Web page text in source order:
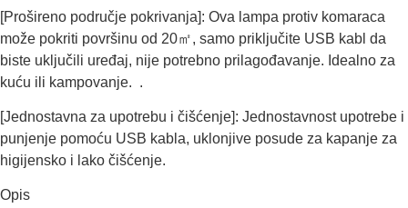
[Prošireno područje pokrivanja]: Ova lampa protiv komaraca
može pokriti površinu od 20㎡, samo priključite USB kabl da
biste uključili uređaj, nije potrebno prilagođavanje. Idealno za
kuću ili kampovanje. .
[Jednostavna za upotrebu i čišćenje]: Jednostavnost upotrebe i
punjenje pomoću USB kabla, uklonjive posude za kapanje za
higijensko i lako čišćenje.
Opis